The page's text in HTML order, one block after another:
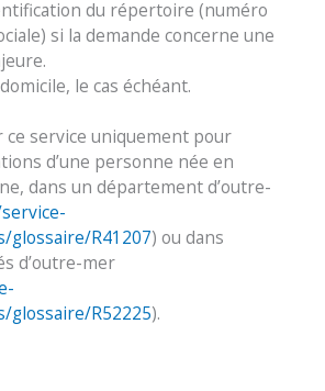
du répertoire (numéro
si la demande concerne une
le cas échéant.
ce service uniquement pour
d’une personne née en
dans un département d’outre-
R41207) ou dans
d’outre-mer
R52225).